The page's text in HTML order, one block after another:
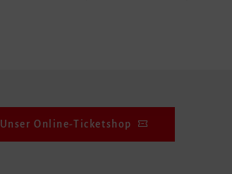
Unser Online-Ticketshop